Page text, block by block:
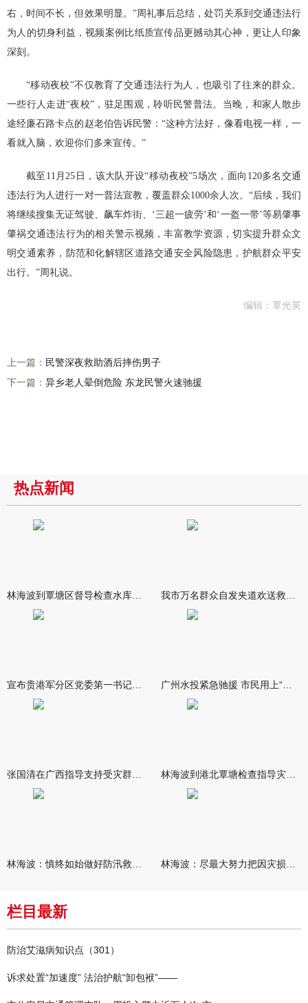
右，时间不长，但效果明显。”周礼事后总结，处罚关系到交通违法行
为人的切身利益，视频案例比纸质宣传品更撼动其心神，更让人印象
深刻。
“移动夜校”不仅教育了交通违法行为人，也吸引了往来的群众。
一些行人走进“夜校”，驻足围观，聆听民警普法。当晚，和家人散步
途经廉石路卡点的赵老伯告诉民警：“这种方法好，像看电视一样，一
看就入脑，欢迎你们多来宣传。”
截至11月25日，该大队开设“移动夜校”5场次，面向120多名交通
违法行为人进行一对一普法宣教，覆盖群众1000余人次。“后续，我们
将继续搜集无证驾驶、飙车炸街、‘三超一疲劳’和‘一盔一带’等易肇事
肇祸交通违法行为的相关警示视频，丰富教学资源，切实提升群众文
明交通素养，防范和化解辖区道路交通安全风险隐患，护航群众平安
出行。”周礼说。
编辑：覃光英
上一篇： 民警深夜救助酒后摔伤男子
下一篇： 异乡老人晕倒危险 东龙民警火速驰援
热点新闻
栏目最新
防治艾滋病知识点（301）
诉求处置“加速度” 法治护航“卸包袱”——